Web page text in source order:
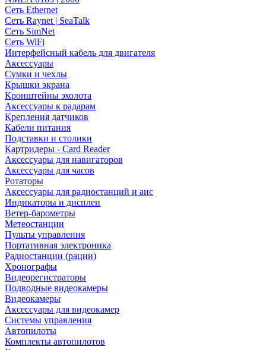
Сеть Ethernet
Сеть Raynet | SeaTalk
Сеть SimNet
Сеть WiFi
Интерфейсный кабель для двигателя
Аксессуары
Сумки и чехлы
Крышки экрана
Кронштейны эхолота
Аксессуары к радарам
Крепления датчиков
Кабели питания
Подставки и столики
Картридеры - Card Reader
Аксессуары для навигаторов
Аксессуары для часов
Ротаторы
Аксессуары для радиостанций и аис
Индикаторы и дисплеи
Ветер-барометры
Метеостанции
Пульты управления
Портативная электроника
Радиостанции (рации)
Хронографы
Видеорегистраторы
Подводные видеокамеры
Видеокамеры
Аксессуары для видеокамер
Системы управления
Автопилоты
Комплекты автопилотов